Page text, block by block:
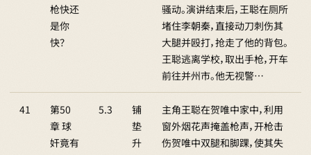
枪快还
是你
快？
骚动。演讲结束后，王聪在厕所
堵住李朝秦，直接动刀刺伤其
大腿并殴打，抢走了他的背包。
王聪逃离学校，取出手枪，开车
前往并州市。他无视警…
41
第50
章 球
奸竟有
5.3
铺
垫
升
主角王聪在贺唯中家中，利用
窗外烟花声掩盖枪声，开枪击
伤贺唯中双腿和脚踝，使其失